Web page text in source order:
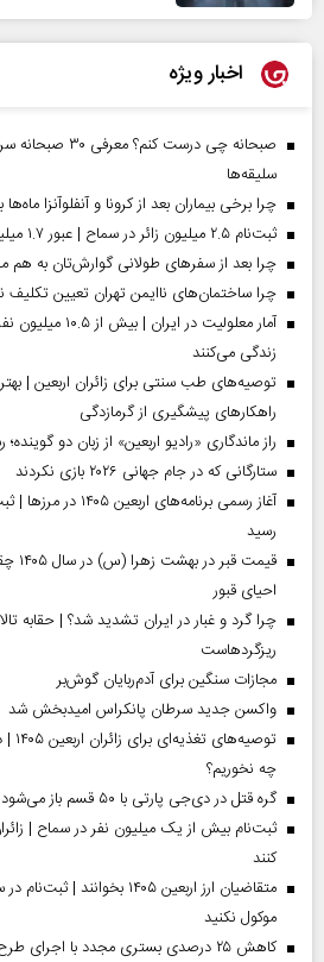
اخبار ویژه
صبحانه چی درست
سلیقه‌ها
چرا برخی بیماران بعد از کرونا و آنفلوآنزا ماه‌ها
ثبت‌نام ۲.۵ میلیون زائر در سماح | عبور ۱.۷ میلیون نفر از مرز‌های اربعین
چرا بعد از سفرهای طولانی گوارش‌تان به هم
چرا ساختمان‌های ناایمن تهران تعیین تکلیف
آمار معلولیت در
زندگی می‌کنند
توصیه‌های طب سنتی برای زائران اربعین |
راهکارهای پیشگیری از گرمازدگی
راز ماندگاری «رادیو اربعین» از زبان دو
ستارگانی که در جام جهانی ۲۰۲۶ بازی نکردند
رسید
احیای قبور
چرا گرد و غبار در ایران تشدید شد؟ | حقابه
ریزگردهاست
مجازات سنگین برای آدم‌ربایان گوش‌بر
واکسن جدید سرطان پانکراس امیدبخش شد
چه نخوریم؟
گره قتل در دی‌جی پارتی با ۵۰ قسم باز می‌شود
ثبت‌نام بیش از یک میلیون نفر در سماح |
کنند
متقاضیان ارز اربعین ۱۴۰۵
موکول نکنید
کاهش ۲۵ درصدی بستری مجدد با اجرای